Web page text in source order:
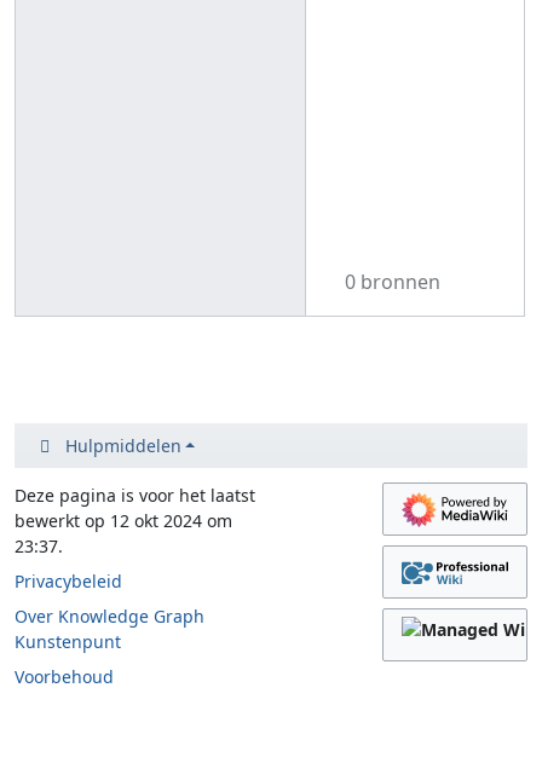
0 bronnen
Hulpmiddelen
Deze pagina is voor het laatst
bewerkt op 12 okt 2024 om
23:37.
Privacybeleid
Over Knowledge Graph
Kunstenpunt
Voorbehoud